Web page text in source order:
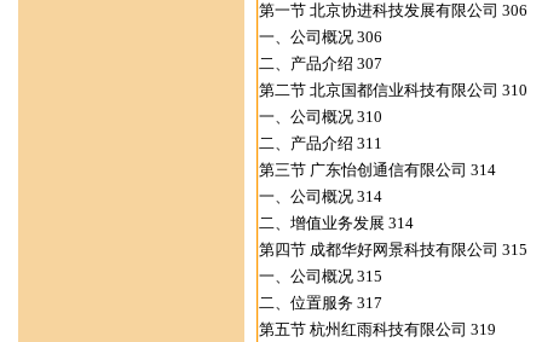
第一节 北京协进科技发展有限公司 306
一、公司概况 306
二、产品介绍 307
第二节 北京国都信业科技有限公司 310
一、公司概况 310
二、产品介绍 311
第三节 广东怡创通信有限公司 314
一、公司概况 314
二、增值业务发展 314
第四节 成都华好网景科技有限公司 315
一、公司概况 315
二、位置服务 317
第五节 杭州红雨科技有限公司 319